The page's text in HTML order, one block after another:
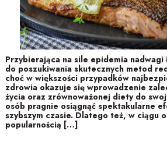
Przybierająca na sile epidemia nadwagi
do poszukiwania skutecznych metod
choć w większości przypadków
zdrowia okazuje się wprowadzenie
życia oraz zrównoważonej diety do
osób pragnie osiągnąć spektakularne
szybszym czasie. Dlatego też, w ciągu
popularnością […]